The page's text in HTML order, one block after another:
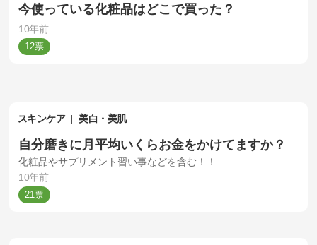
今使っている化粧品はどこで買った？
10年前
12
スキンケア 美白・美肌
自分磨きに月平均いくらお金をかけてますか？
化粧品やサプリメント習い事などを含む！！
10年前
21